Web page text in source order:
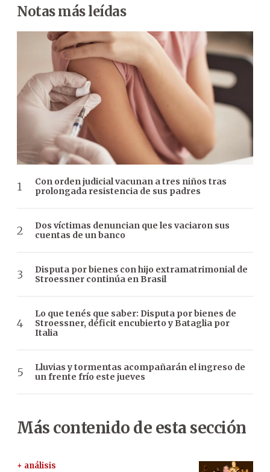
Notas más leídas
Con orden judicial vacunan a tres niños tras
prolongada resistencia de sus padres
Dos víctimas denuncian que les vaciaron sus
cuentas de un banco
Disputa por bienes con hijo extramatrimonial de
Stroessner continúa en Brasil
Lo que tenés que saber: Disputa por bienes de
Stroessner, déficit encubierto y Bataglia por
Italia
Lluvias y tormentas acompañarán el ingreso de
un frente frío este jueves
Más contenido de esta sección
+ análisis